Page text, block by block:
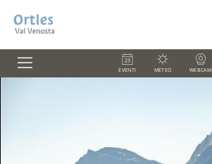
EVENTI METEO WEBCAM